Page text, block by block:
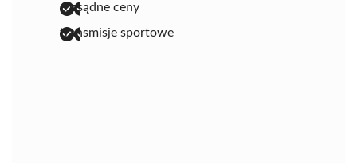
rozsądne ceny
transmisje sportowe